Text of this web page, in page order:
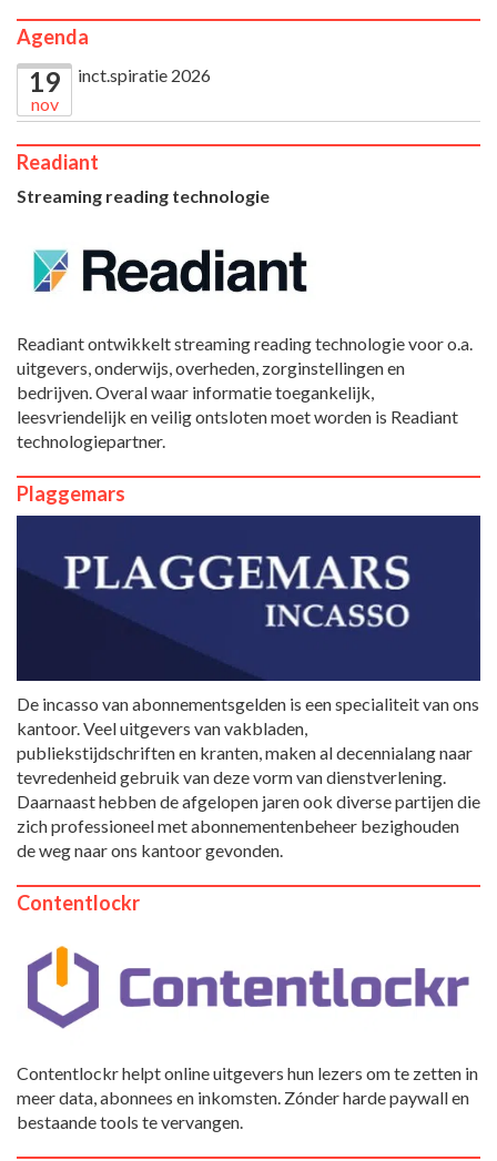
Agenda
19
nov
inct.spiratie 2026
Readiant
Streaming reading technologie
Readiant ontwikkelt streaming reading technologie voor o.a.
uitgevers, onderwijs, overheden, zorginstellingen en
bedrijven. Overal waar informatie toegankelijk,
leesvriendelijk en veilig ontsloten moet worden is Readiant
technologiepartner.
Plaggemars
De incasso van abonnementsgelden is een specialiteit van ons
kantoor. Veel uitgevers van vakbladen,
publiekstijdschriften en kranten, maken al decennialang naar
tevredenheid gebruik van deze vorm van dienstverlening.
Daarnaast hebben de afgelopen jaren ook diverse partijen die
zich professioneel met abonnementenbeheer bezighouden
de weg naar ons kantoor gevonden.
Contentlockr
Contentlockr helpt online uitgevers hun lezers om te zetten in
meer data, abonnees en inkomsten. Zónder harde paywall en
bestaande tools te vervangen.